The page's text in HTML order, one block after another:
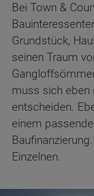
Bei Town &
Grundstück,
seinen Traum
muss sich eben
entscheiden.
einem
Einzelnen.